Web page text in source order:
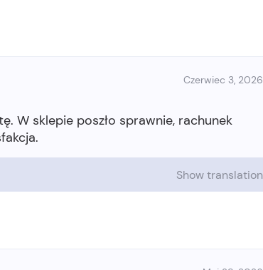
Czerwiec 3, 2026
W sklepie poszło sprawnie, rachunek
Show translation